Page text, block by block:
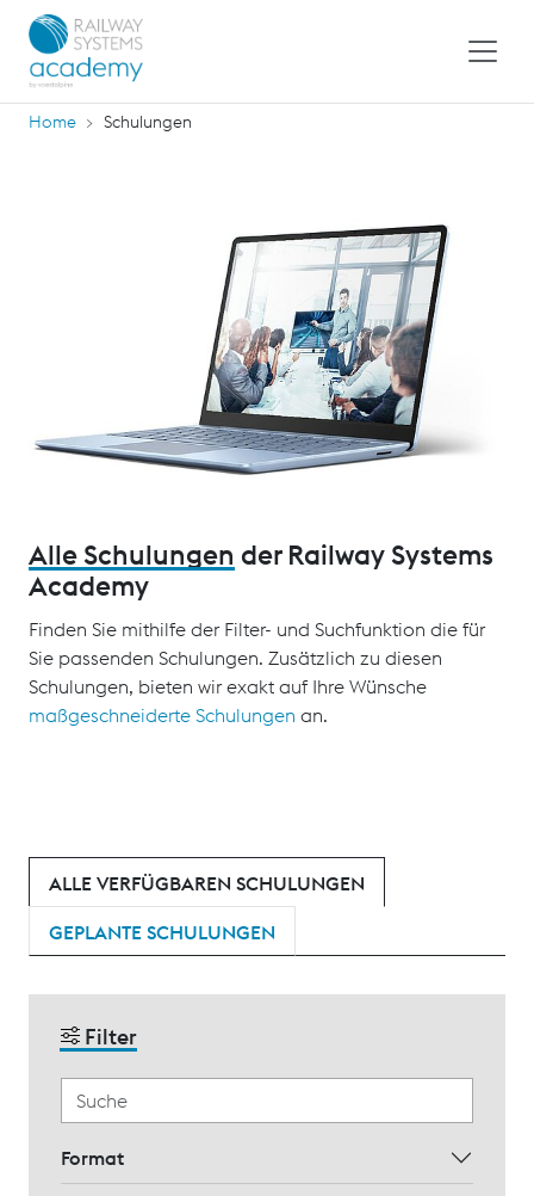
Home Schulungen
Alle Schulungen der Railway Systems
Academy
Finden Sie mithilfe der Filter- und Suchfunktion die für
Sie passenden Schulungen. Zusätzlich zu diesen
Schulungen, bieten wir exakt auf Ihre Wünsche
maßgeschneiderte Schulungen an.
ALLE VERFÜGBAREN SCHULUNGEN
GEPLANTE SCHULUNGEN
Filter
Format